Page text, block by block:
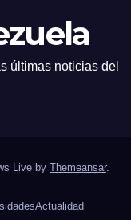
últimas noticias del
Live by Themeansar.
Actualidad